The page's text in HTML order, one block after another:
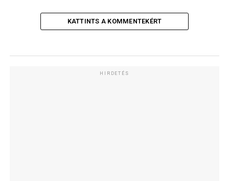
KATTINTS A KOMMENTEKÉRT
HIRDETÉS